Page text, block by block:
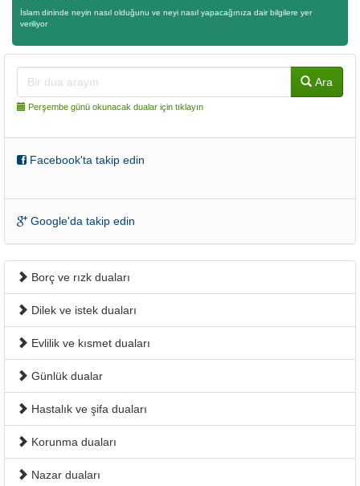
İslam dininde neyin nasıl olduğunu ve neyi nasıl yapacağınıza dair bilgilere yer
veriliyor
Ara
Perşembe günü okunacak dualar için tıklayın
Facebook'ta takip edin
Google'da takip edin
Borç ve rızk duaları
Dilek ve istek duaları
Evlilik ve kısmet duaları
Günlük dualar
Hastalık ve şifa duaları
Korunma duaları
Nazar duaları